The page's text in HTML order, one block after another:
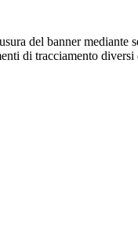
del banner
di tracciamento